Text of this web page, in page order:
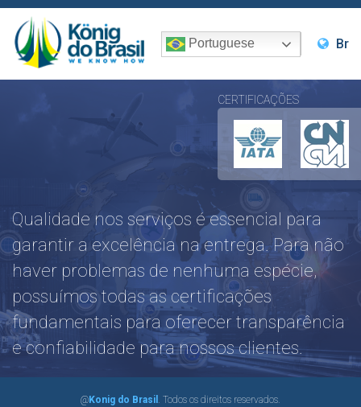
Portuguese Br
CERTIFICAÇÕES
Qualidade nos serviços é essencial para
garantir a excelência na entrega. Para não
haver problemas de nenhuma espécie,
possuímos todas as certificações
fundamentais para oferecer transparência
e confiabilidade para nossos clientes.
@Konig do Brasil . Todos os direitos reservados.